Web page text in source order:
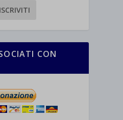
CON